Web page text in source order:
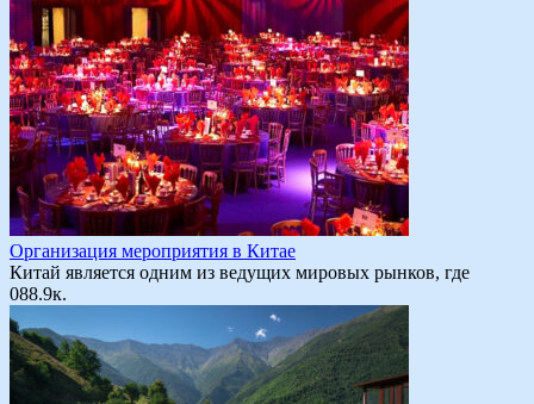
Организация мероприятия в Китае
Китай является одним из ведущих мировых рынков, где
088.9к.